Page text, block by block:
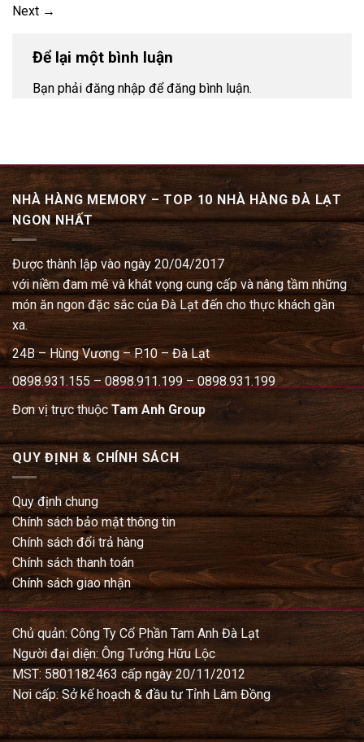
Next →
Để lại một bình luận
Bạn phải đăng nhập để đăng bình luận.
NHÀ HÀNG MEMORY – TOP 10 NHÀ HÀNG ĐÀ LẠT
NGON NHẤT
Được thành lập vào ngày 20/04/2017
với niềm đam mê và khát vọng cung cấp và nâng tầm những
món ăn ngon đặc sắc của Đà Lạt đến cho thực khách gần
xa.
24B – Hùng Vương – P.10 – Đà Lạt
0898.931.155 – 0898.911.199 – 0898.931.199
Đơn vị trực thuộcTam Anh Group
QUY ĐỊNH & CHÍNH SÁCH
Quy định chung
Chính sách bảo mật thông tin
Chính sách đổi trả hàng
Chính sách thanh toán
Chính sách giao nhận
Chủ quản: Công Ty Cổ Phần Tam Anh Đà Lạt
Người đại diện: Ông Tưởng Hữu Lộc
MST: 5801182463 cấp ngày 20/11/2012
Nơi cấp: Sở kế hoạch & đầu tư Tỉnh Lâm Đồng